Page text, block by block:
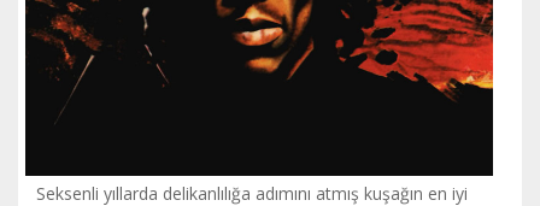
Seksenli yıllarda delikanlılığa adımını atmış kuşağın en iyi